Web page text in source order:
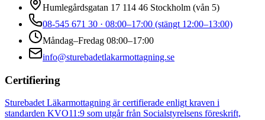
Humlegårdsgatan 17 114 46 Stockholm (vån 5)
08-545 671 30 · 08:00–17:00 (stängt 12:00–13:00)
Måndag–Fredag 08:00–17:00
info@sturebadetlakarmottagning.se
Certifiering
Sturebadet Läkarmottagning är certifierade enligt kraven i
standarden KVO11:9 som utgår från Socialstyrelsens föreskrift,